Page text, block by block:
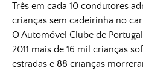
Três em cada 10 condutores
crianças sem cadeirinha no
O Automóvel Clube de
2011 mais de 16 mil crianças
estradas e 88 crianças